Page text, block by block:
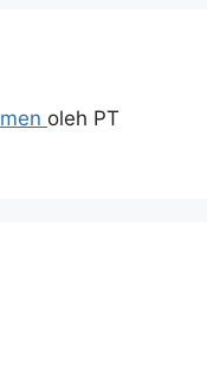
oleh PT